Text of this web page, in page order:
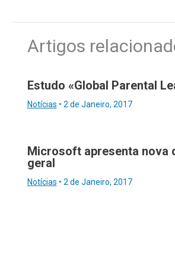
Artigos
Estudo «Global Parental
Notícias • 2 de Janeiro, 2017
Microsoft apresenta nova
geral
Notícias • 2 de Janeiro, 2017